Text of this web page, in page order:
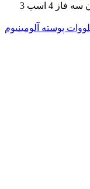
الکتروموتور الکتروژن سه فاز 4 اسب 3